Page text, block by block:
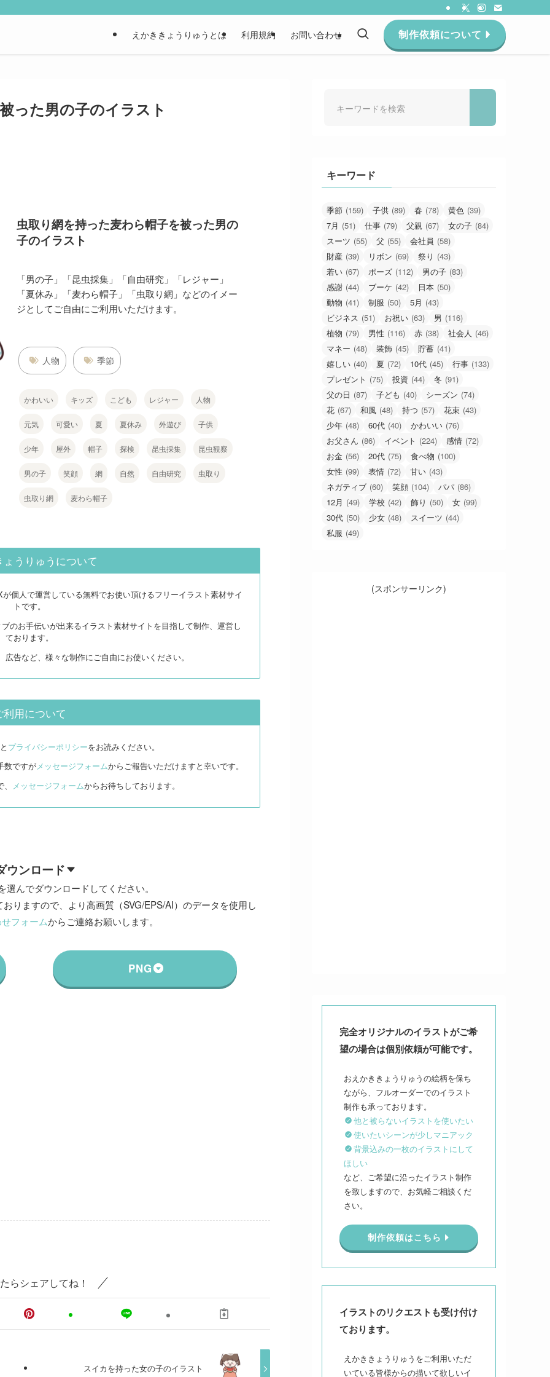
えかききょうりゅうとは 利用規約 お問い合わせ 制作依頼について
った男の子のイラスト
虫取り網を持った麦わら帽子を被った男の
子のイラスト
「男の子」「昆虫採集」「自由研究」「レジャー」
「夏休み」「麦わら帽子」「虫取り網」などのイメー
ジとしてご自由にご利用いただけます。
人物 季節
かわいい キッズ こども レジャー 人物
元気 可愛い 夏 夏休み 外遊び 子供
少年 屋外 帽子 探検 昆虫採集 昆虫観察
男の子 笑顔 網 自然 自由研究 虫取り
虫取り網 麦わら帽子
うりゅうについて
個人で運営している無料でお使い頂けるフリーイラスト素材サイ
トです。
のお手伝いが出来るイラスト素材サイトを目指して制作、運営し
ております。
告など、様々な制作にご自由にお使いください。
利用について
と プライバシーポリシーをお読みください。
数ですがメッセージフォームからご報告いただけますと幸いです。
メッセージフォームからお待ちしております。
ウンロード
んでダウンロードしてください。
りますので、より高画質（SVG/EPS/AI）のデータを使用し
フォームからご連絡お願いします。
PNG
らシェアしてね！
スイカを持った女の子のイラスト
キーワード
季節 (159) 子供 (89) 春 (78) 黄色 (39)
7月 (51) 仕事 (79) 父親 (67) 女の子 (84)
スーツ (55) 父 (55) 会社員 (58)
財産 (39) リボン (69) 祭り (43)
若い (67) ポーズ (112) 男の子 (83)
感謝 (44) ブーケ (42) 日本 (50)
動物 (41) 制服 (50) 5月 (43)
ビジネス (51) お祝い (63) 男 (116)
植物 (79) 男性 (116) 赤 (38) 社会人 (46)
マネー (48) 装飾 (45) 貯蓄 (41)
嬉しい (40) 夏 (72) 10代 (45) 行事 (133)
プレゼント (75) 投資 (44) 冬 (91)
父の日 (87) 子ども (40) シーズン (74)
花 (67) 和風 (48) 持つ (57) 花束 (43)
少年 (48) 60代 (40) かわいい (76)
お父さん (86) イベント (224) 感情 (72)
お金 (56) 20代 (75) 食べ物 (100)
女性 (99) 表情 (72) 甘い (43)
ネガティブ (60) 笑顔 (104) パパ (86)
12月 (49) 学校 (42) 飾り (50) 女 (99)
30代 (50) 少女 (48) スイーツ (44)
私服 (49)
(スポンサーリンク)
完全オリジナルのイラストがご希
望の場合は個別依頼が可能です。
おえかききょうりゅうの絵柄を保ち
ながら、フルオーダーでのイラスト
他と被らないイラストを使いたい
使いたいシーンが少しマニアック
背景込みの一枚のイラストにして
ほしい
など、ご希望に沿ったイラスト制作
を致しますので、お気軽ご相談くだ
さい。
制作依頼はこちら
イラストのリクエストも受け付け
ております。
えかききょうりゅうをご利用いただ
いている皆様からの描いて欲しいイ